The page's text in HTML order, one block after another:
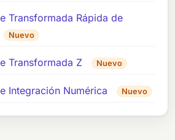
Transformada Rápida de
Nuevo
Transformada Z Nuevo
Integración Numérica Nuevo